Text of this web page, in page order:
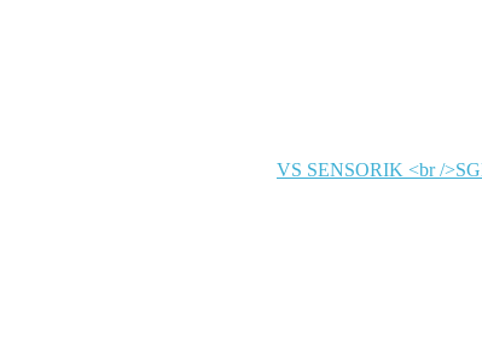
VS SENSORIK